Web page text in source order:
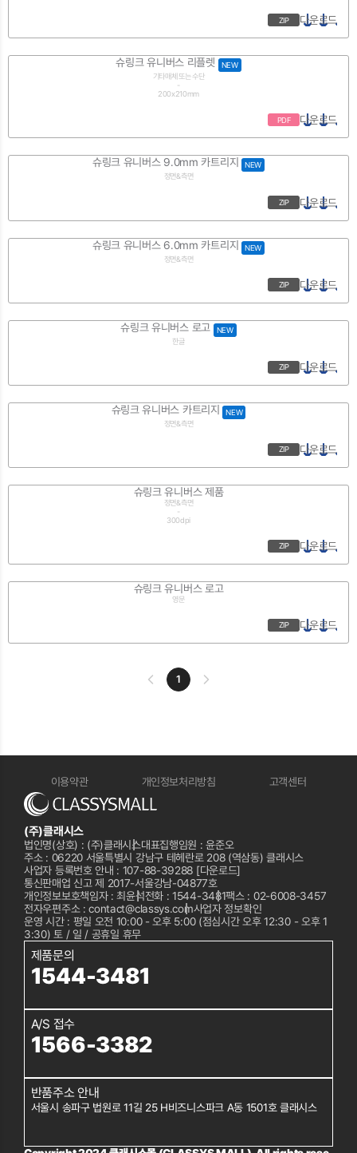
ZIP 다운로드
슈링크 유니버스 리플렛
NEW
기타매체 또는 수단
-
200x210mm
PDF 다운로드
슈링크 유니버스 9.0mm 카트리지
NEW
정면&측면
ZIP 다운로드
슈링크 유니버스 6.0mm 카트리지
NEW
정면&측면
ZIP 다운로드
슈링크 유니버스 로고
NEW
한글
ZIP 다운로드
슈링크 유니버스 카트리지 NEW
정면&측면
ZIP 다운로드
슈링크 유니버스 제품
정면&측면
-
300dpi
ZIP 다운로드
슈링크 유니버스 로고
영문
ZIP 다운로드
1
이용약관 개인정보처리방침 고객센터
(주)클래시스
법인명(상호) : (주)클래시스대표집행임원 : 윤준오
주소 : 06220 서울특별시 강남구 테헤란로 208 (역삼동) 클래시스
사업자 등록번호 안내 : 107-88-39288 [다운로드]
통신판매업 신고 제 2017-서울강남-04877호
개인정보보호책임자 : 최윤석전화 : 1544-3481팩스 : 02-6008-3457
전자우편주소 : contact@classys.com사업자 정보확인
운영 시간 : 평일 오전 10:00 - 오후 5:00 (점심시간 오후 12:30 - 오후 1
3:30) 토 / 일 / 공휴일 휴무
제품문의
1544-3481
A/S 접수
1566-3382
반품주소 안내
서울시 송파구 법원로 11길 25 H비즈니스파크 A동 1501호 클래시스